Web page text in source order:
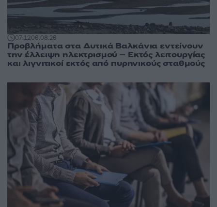
07:1206.08.26
Προβλήματα στα Δυτικά Βαλκάνια εντείνουν
την έλλειψη ηλεκτρισμού – Εκτός λειτουργίας
και λιγνιτικοί εκτός από πυρηνικούς σταθμούς